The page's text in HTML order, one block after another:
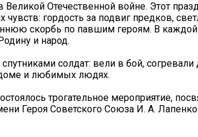
Отечественной войне. Этот
гордость за подвиг предков,
скорбь по павшим героям. В
и народ.
солдат: вели в бой, согревали
доме и любимых людях.
трогательное мероприятие,
Героя Советского Союза И. А.